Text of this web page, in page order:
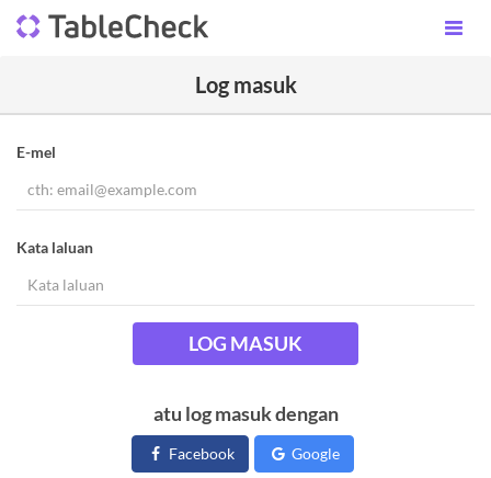
Log masuk
E-mel
Kata laluan
LOG MASUK
atu log masuk dengan
Facebook Google